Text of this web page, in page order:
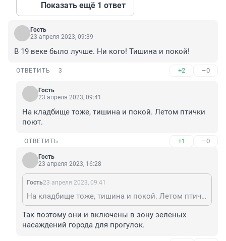
Показать ещё 1 ответ
Гость
23 апреля 2023, 09:39
В 19 веке было лучше. Ни кого! Тишина и покой!
ОТВЕТИТЬ 3 +2 –0
Гость
23 апреля 2023, 09:41
На кладбище тоже, тишина и покой. Летом птички
поют.
ОТВЕТИТЬ +1 –0
Гость
23 апреля 2023, 16:28
Гость23 апреля 2023, 09:41
На кладбище тоже, тишина и покой. Летом птички поют.
Так поэтому они и включены в зону зеленых
насаждений города для прогулок.